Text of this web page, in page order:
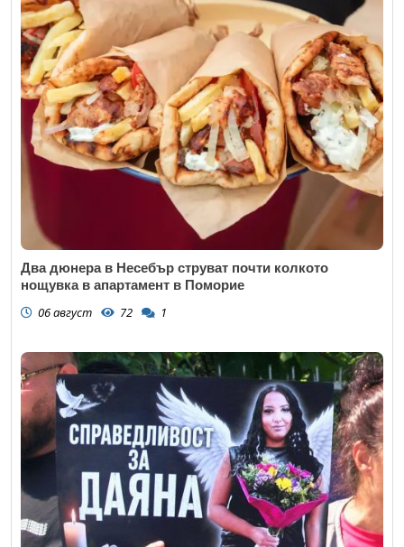
Два дюнера в Несебър струват почти колкото
нощувка в апартамент в Поморие
06 август 72 1